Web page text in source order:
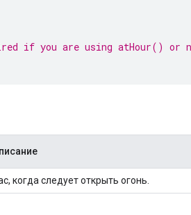
if you are using atHour() or
когда следует открыть огонь.